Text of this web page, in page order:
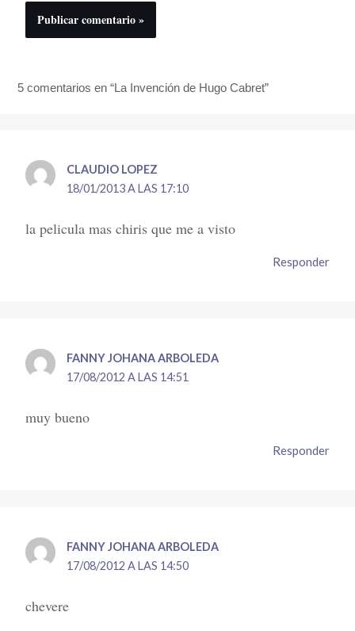
5 comentarios en “La Invención de Hugo Cabret”
CLAUDIO LOPEZ
18/01/2013 A LAS 17:10
la pelicula mas chiris que me a visto
Responder
FANNY JOHANA ARBOLEDA
17/08/2012 A LAS 14:51
muy bueno
Responder
FANNY JOHANA ARBOLEDA
17/08/2012 A LAS 14:50
chevere